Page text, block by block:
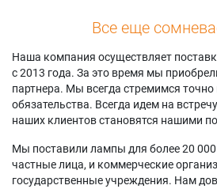
Все еще
Наша компания осуществляет
с 2013 года. За это время мы
партнера. Мы всегда стремимся точно
обязательства. Всегда идем на
наших клиентов становятся нашими
Мы поставили лампы для более 20 000
частные лица, и коммерческие
государственные учреждения. Нам